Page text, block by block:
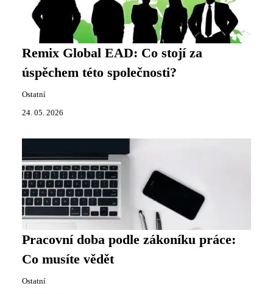
Remix Global EAD: Co stojí za
úspěchem této společnosti?
Ostatní
24. 05. 2026
Pracovní doba podle zákoníku práce:
Co musíte vědět
Ostatní